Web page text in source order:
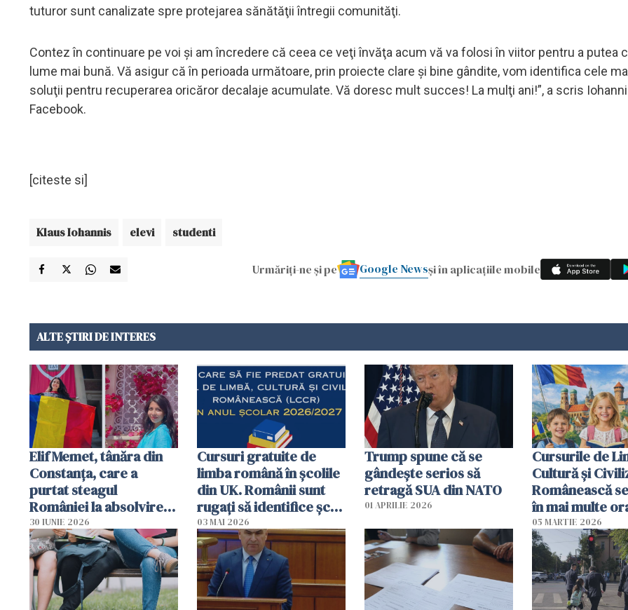
tuturor sunt canalizate spre protejarea sănătăţii întregii comunităţi.
Contez în continuare pe voi şi am încredere că ceea ce veţi învăţa acum vă va folosi în viitor pentru a putea
lume mai bună. Vă asigur că în perioada următoare, prin proiecte clare şi bine gândite, vom identifica cele
soluţii pentru recuperarea oricăror decalaje acumulate. Vă doresc mult succes! La mulţi ani!”, a scris
Facebook.
[citeste si]
Klaus Iohannis elevi studenti
Urmăriți-ne și pe Google Newsși în aplicațiile mobile
ALTE ȘTIRI DE INTERES
Elif Memet, tânăra din
Constanța, care a
purtat steagul
României la absolvirea
de la Harvard: „Nu a
uitat niciodată de
România"
30 IUNIE 2026
Cursuri gratuite de
limba română în școlile
din UK. Românii sunt
rugați să identifice școli
pentru găzduirea lor
03 MAI 2026
Trump spune că se
gândeşte serios să
retragă SUA din NATO
01 APRILIE 2026
Cursurile de
Cultură și
Românească
în mai multe
Germania
05 MARTIE 2026